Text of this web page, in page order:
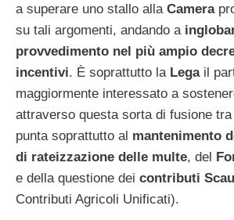
a superare uno stallo alla Camera
su tali argomenti, andando a
provvedimento nel più ampio
incentivi. È soprattutto la Legail
maggiormente interessato a
attraverso questa sorta di fusione
punta soprattutto al mantenimento
di rateizzazione delle multe, del
e della questione dei contributi Scau
Contributi Agricoli Unificati).